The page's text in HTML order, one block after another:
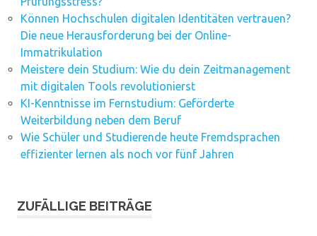
Können Hochschulen digitalen Identitäten vertrauen?
Die neue Herausforderung bei der Online-
Immatrikulation
Meistere dein Studium: Wie du dein Zeitmanagement
mit digitalen Tools revolutionierst
KI-Kenntnisse im Fernstudium: Geförderte
Weiterbildung neben dem Beruf
Wie Schüler und Studierende heute Fremdsprachen
effizienter lernen als noch vor fünf Jahren
ZUFÄLLIGE BEITRÄGE